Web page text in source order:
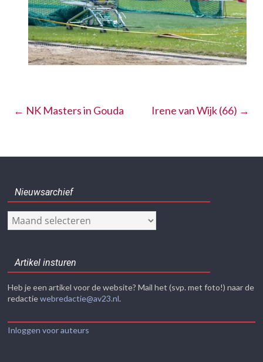
← NK Masters in Gouda Irene van Wijk (66) →
Nieuwsarchief
Nieuwsarchief
Artikel insturen
Heb je een artikel voor de website? Mail het (svp. met foto!) naar de
redactiewebredactie@av23.nl.
Inloggen voor auteurs